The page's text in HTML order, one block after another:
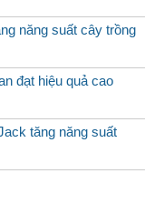
năng suất cây trồng
đạt hiệu quả cao
tăng năng suất